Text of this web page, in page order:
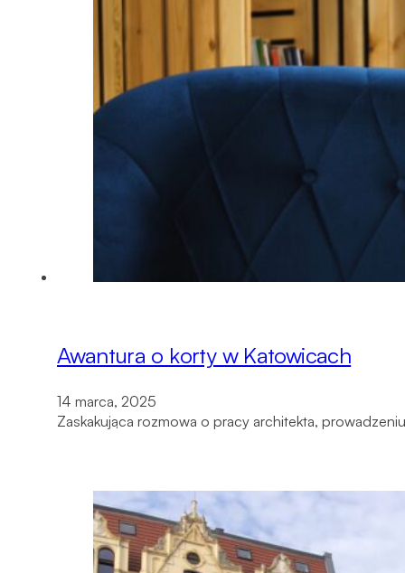
Awantura o korty w Katowicach
14 marca, 2025
Zaskakująca rozmowa o pracy architekta,